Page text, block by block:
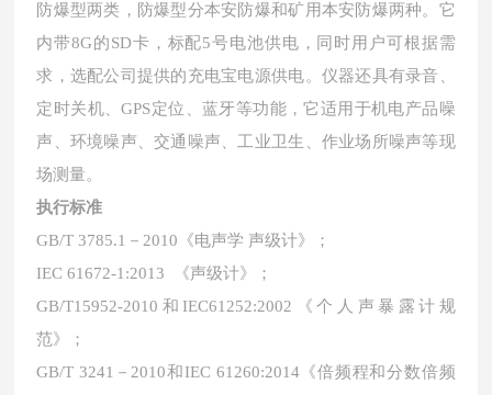
防爆型两类，防爆型分本安防爆和矿用本安防爆两种。它
内带8G的SD卡，标配5号电池供电，同时用户可根据需
求，选配公司提供的充电宝电源供电。仪器还具有录音、
定时关机、GPS定位、蓝牙等功能，它适用于机电产品噪
声、环境噪声、交通噪声、工业卫生、作业场所噪声等现
场测量。
执行标准
GB/T 3785.1－2010 《电声学 声级计》；
IEC 61672-1:2013 《声级计》
；
GB/T15952-2010和IEC61252:2002《个人声暴露计规
范》
；
GB/T 3241－2010和IEC 61260:2014《倍频程和分数倍频